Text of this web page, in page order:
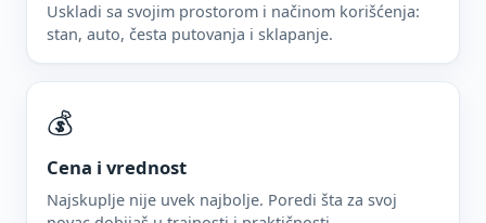
Uskladi sa svojim prostorom i načinom korišćenja:
stan, auto, česta putovanja i sklapanje.
💰
Cena i vrednost
Najskuplje nije uvek najbolje. Poredi šta za svoj